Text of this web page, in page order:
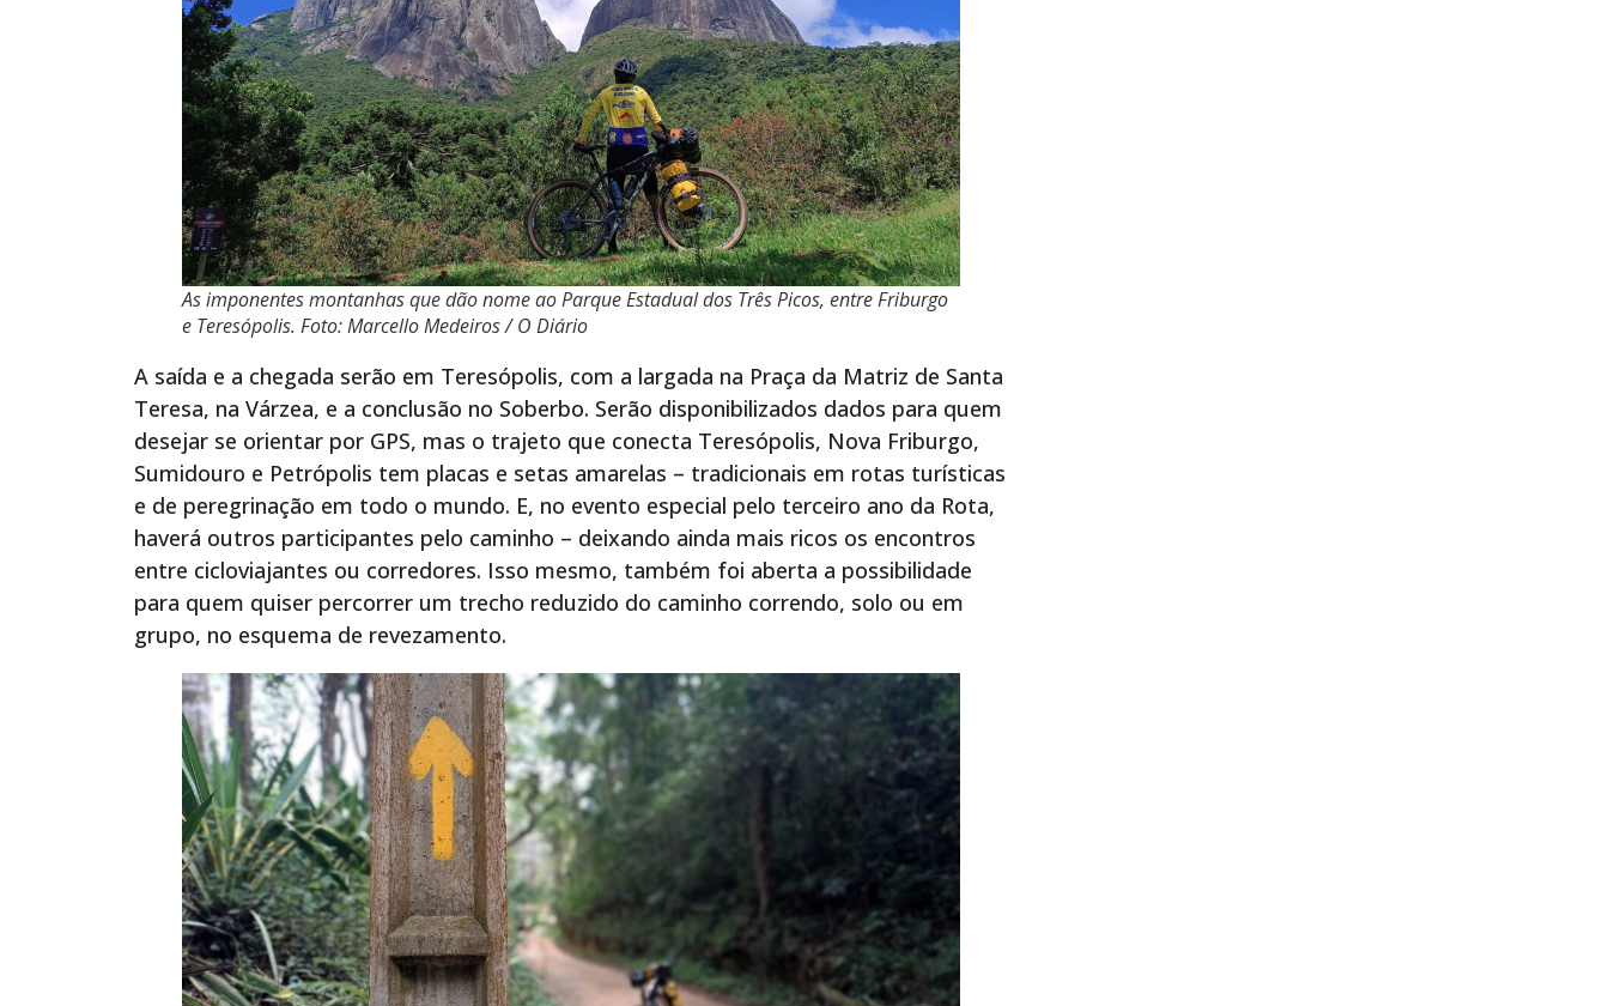
As imponentes montanhas que dão nome ao Parque Estadual dos Três Picos, entre Friburgo
e Teresópolis. Foto: Marcello Medeiros / O Diário
A saída e a chegada serão em Teresópolis, com a largada na Praça da Matriz de Santa
Teresa, na Várzea, e a conclusão no Soberbo. Serão disponibilizados dados para quem
desejar se orientar por GPS, mas o trajeto que conecta Teresópolis, Nova Friburgo,
Sumidouro e Petrópolis tem placas e setas amarelas – tradicionais em rotas turísticas
e de peregrinação em todo o mundo. E, no evento especial pelo terceiro ano da Rota,
haverá outros participantes pelo caminho – deixando ainda mais ricos os encontros
entre cicloviajantes ou corredores. Isso mesmo, também foi aberta a possibilidade
para quem quiser percorrer um trecho reduzido do caminho correndo, solo ou em
grupo, no esquema de revezamento.